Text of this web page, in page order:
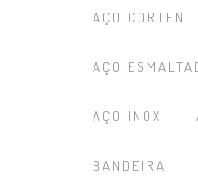
AÇO CORTEN
AÇO
AÇO INOX
BANDEIRA